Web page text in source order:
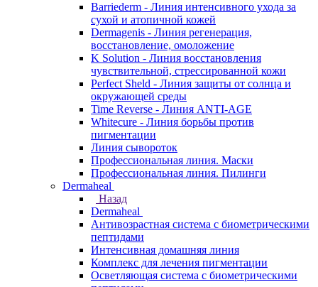
Barriederm - Линия интенсивного ухода за
сухой и атопичной кожей
Dermagenis - Линия регенерация,
восстановление, омоложение
K Solution - Линия восстановления
чувствительной, стрессированной кожи
Perfect Sheld - Линия защиты от солнца и
окружающей среды
Time Reverse - Линия ANTI-AGE
Whitecure - Линия борьбы против
пигментации
Линия сывороток
Профессиональная линия. Маски
Профессиональная линия. Пилинги
Dermaheal
Назад
Dermaheal
Антивозрастная система с биометрическими
пептидами
Интенсивная домашняя линия
Комплекс для лечения пигментации
Осветляющая система с биометрическими